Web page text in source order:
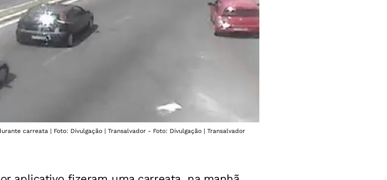
carreata | Foto: Divulgação | Transalvador - Foto: Divulgação | Transalvador